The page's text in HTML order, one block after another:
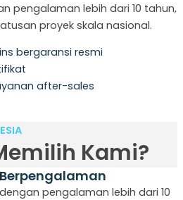
pengalaman lebih dari 10 tahun,
proyek skala nasional.
bergaransi resmi
after-sales
Kami?
pengalaman lebih dari 10